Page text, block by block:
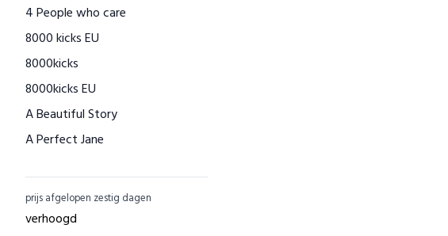
CAYBOO
Houtenspeelgoed-shop.nl
Menstruatiecups.nl
Natural Heroes
Waschbär
Big Green Smile
GreenPicnic
4 People who care
8000 kicks EU
8000kicks
8000kicks EU
A Beautiful Story
A Perfect Jane
AAI made with love
ACBC
prijs afgelopen zestig dagen
verhoogd